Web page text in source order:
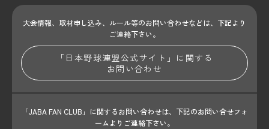
大会情報、取材申し込み、ルール等のお問い合わせなどは、下記より
ご連絡下さい。
「日本野球連盟公式サイト」に関する
お問い合わせ
「JABA FAN CLUB」に関するお問い合わせは、 下記のお問い合せフォ
ームよりご連絡下さい。